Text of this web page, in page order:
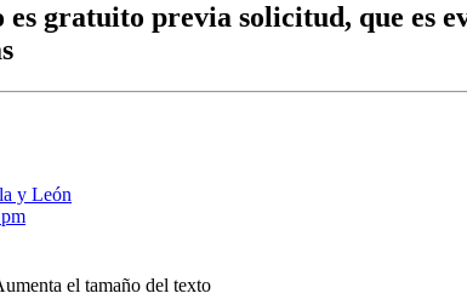
es gratuito previa solicitud, que es
y León